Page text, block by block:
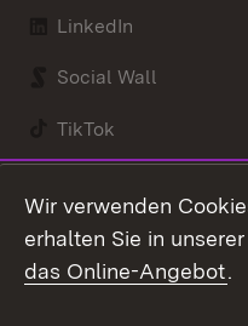
LinkedIn
Social Wall
TikTok
Kontakt
Wir verwenden
erhalten Sie in unserer
das Online-Angebot.